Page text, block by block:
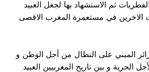
ثم الاستشهاد بها لجعل العبيد
الاخرين في مستعمرة المغرب الاقصى
المبني على النظال من أجل الوطن و
الحرية و بين تاريخ المغربيين العبيد